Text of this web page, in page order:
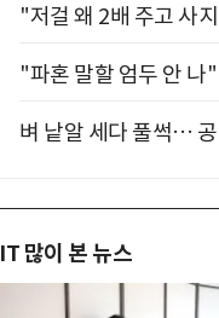
"저걸 왜 2배 주고 사
"파혼 말할 엄두 안
벼 낱알 세다 풀썩…
IT 많이 본 뉴스